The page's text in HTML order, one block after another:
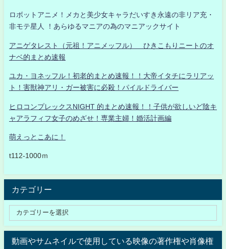
ロボットアニメ！メカと美少女キャラだいすき永遠の非リア充・
非モテ星人 ！あらゆるマニアの為のマニアックサイト
アニゲタレスト（元祖！アニメッフル） ひきこもりニートのオ
ナベ的まとめ速報
ユカ・ヨネッフル！初老的まとめ速報！！大帝イタチにラリアッ
ト！害獣神アリ・ガー被害に必殺！パイルドライバー
ヒロコンプレックスNIGHT 的まとめ速報！！子供が欲しいど陰キ
ャアラフィフ女子のめざせ！専業主婦！婚活計画編
萌えっとこあに！
t112-1000ｍ
カテゴリー
動画やサムネイルで使用している映像の著作権や肖像権